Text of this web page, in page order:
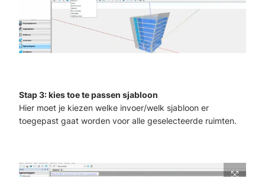
Stap 3: kies toe te passen sjabloon
Hier moet je kiezen welke invoer/welk sjabloon er
toegepast gaat worden voor alle geselecteerde ruimten.